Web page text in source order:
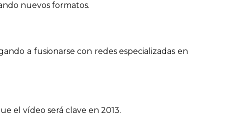
nuevos formatos.
a fusionarse con redes especializadas en
el vídeo será clave en 2013.